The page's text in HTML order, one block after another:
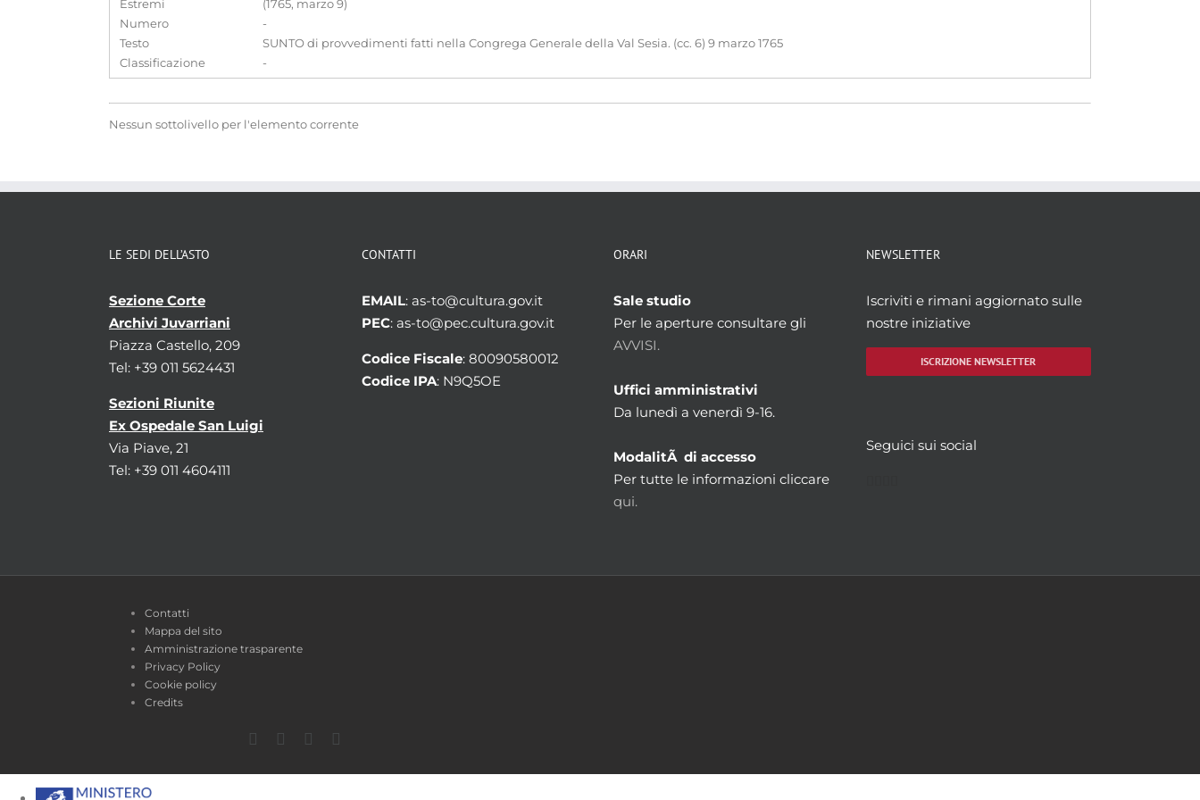
Estremi
(1765, marzo 9)
Numero
-
Testo
SUNTO di provvedimenti fatti nella Congrega Generale della Val Sesia. (cc. 6) 9 marzo 1765
Classificazione
-
Nessun sottolivello per l'elemento corrente
LE SEDI DELL’ASTO
Sezione Corte
Archivi Juvarriani
Piazza Castello, 209
Tel: +39 011 5624431
Sezioni Riunite
Ex Ospedale San Luigi
Via Piave, 21
Tel: +39 011 4604111
CONTATTI
EMAIL: as-to@cultura.gov.it
PEC: as-to@pec.cultura.gov.it
Codice Fiscale: 80090580012
Codice IPA: N9Q5OE
ORARI
Sale studio
Per le aperture consultare gli
AVVISI.
Uffici amministrativi
Da lunedì a venerdì 9-16.
ModalitÃ di accesso
Per tutte le informazioni cliccare
qui.
NEWSLETTER
Iscriviti e rimani aggiornato sulle
nostre iniziative
ISCRIZIONE NEWSLETTER
Seguici sui social
Contatti
Mappa del sito
Amministrazione trasparente
Privacy Policy
Cookie policy
Credits
Facebook
TwitterYouTube